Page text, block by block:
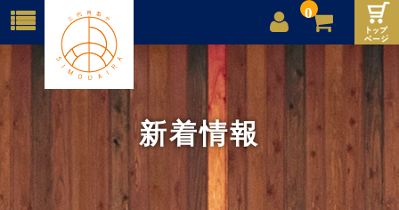
0
店舗案内
ご利用案内
送料
お問合せ
新着情報